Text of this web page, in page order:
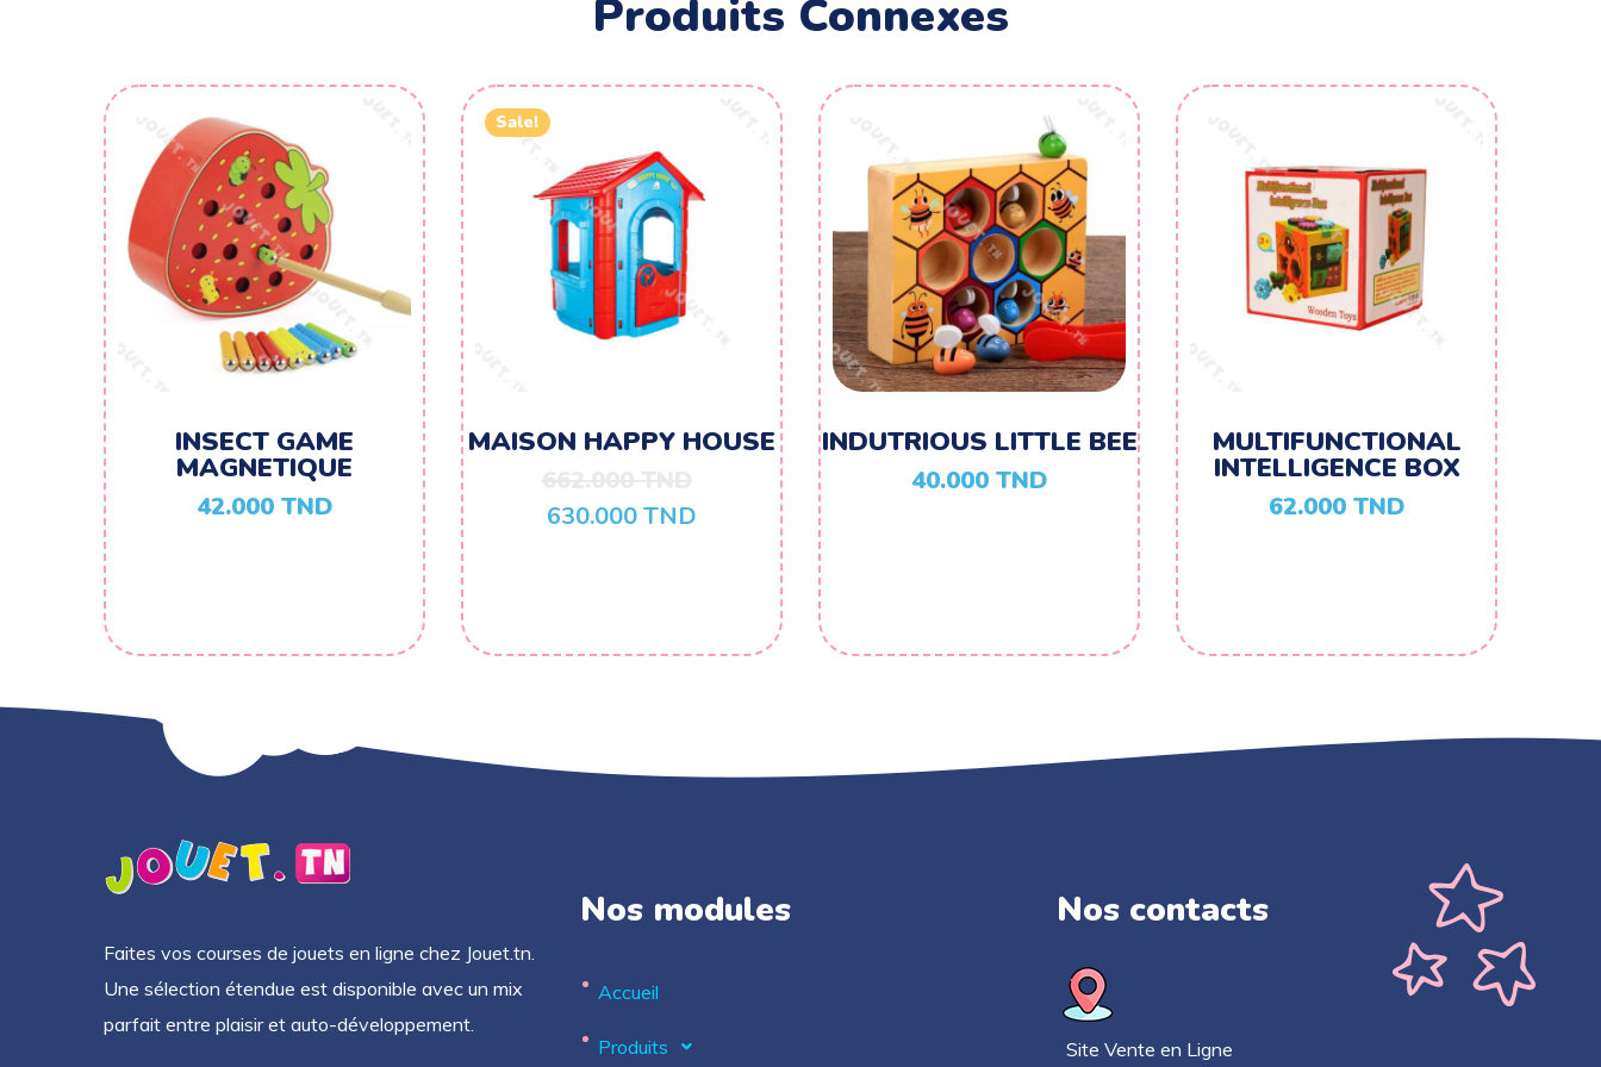
Produits Connexes
INSECT GAME
MAGNETIQUE
42.000 TND
Sale!
MAISON HAPPY HOUSE
630.000TND
INDUTRIOUS LITTLE BEE
40.000 TND
MULTIFUNCTIONAL
INTELLIGENCE BOX
62.000 TND
Faites vos courses de jouets en ligne chez Jouet.tn.
Une sélection étendue est disponible avec un mix
parfait entre plaisir et auto-développement.
Nos modules
Accueil
Produits
Nos contacts​
Site Vente en Ligne